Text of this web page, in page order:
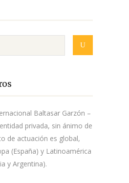
Baltasar Garzón –
privada, sin ánimo de
de actuación es global,
(España) y Latinoamérica
y Argentina).